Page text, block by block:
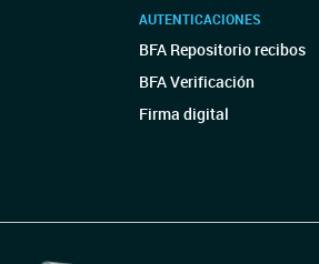
AUTENTICACIONES
BFA Repositorio recibos
BFA Verificación
Firma digital